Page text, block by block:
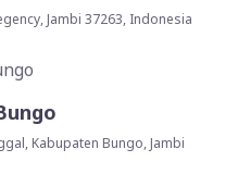
Jambi 37263, Indonesia
Kabupaten Bungo, Jambi